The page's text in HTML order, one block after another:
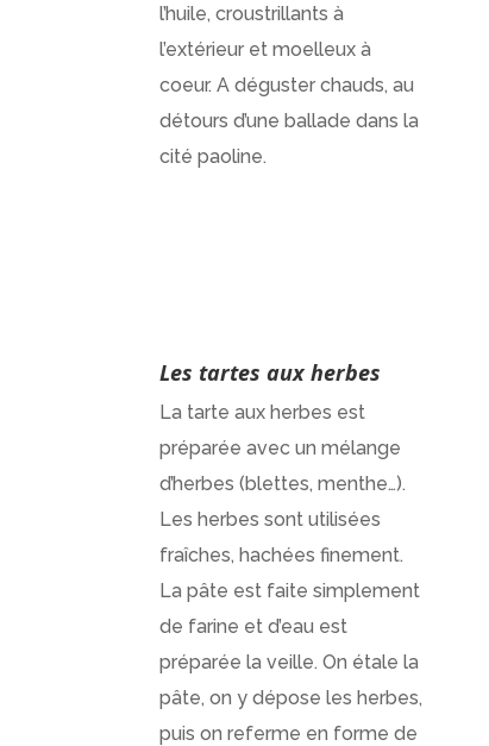
l’huile, croustrillants à
l’extérieur et moelleux à
coeur. A déguster chauds, au
détours d’une ballade dans la
cité paoline.
Les tartes aux herbes
La tarte aux herbes est
préparée avec un mélange
d’herbes (blettes, menthe…).
Les herbes sont utilisées
fraîches, hachées finement.
La pâte est faite simplement
de farine et d’eau est
préparée la veille. On étale la
pâte, on y dépose les herbes,
puis on referme en forme de